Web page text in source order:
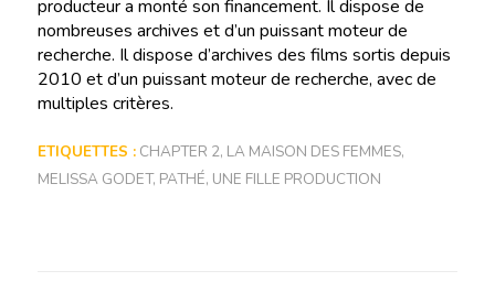
producteur a monté son financement. Il dispose de
nombreuses archives et d’un puissant moteur de
recherche. Il dispose d’archives des films sortis depuis
2010 et d’un puissant moteur de recherche, avec de
multiples critères.
ETIQUETTES : CHAPTER 2, LA MAISON DES FEMMES,
MELISSA GODET, PATHÉ, UNE FILLE PRODUCTION